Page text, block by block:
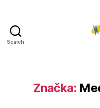
Search
Značka: